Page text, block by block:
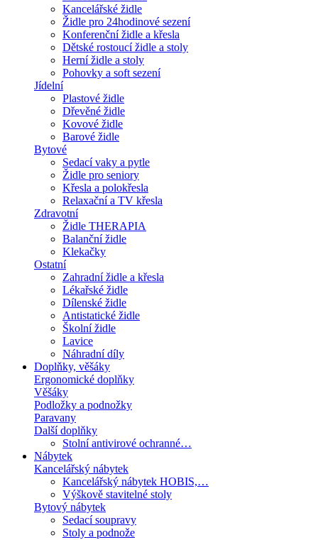
Kancelářské židle
Židle pro 24hodinové sezení
Konferenční židle a křesla
Dětské rostoucí židle a stoly
Herní židle a stoly
Pohovky a soft sezení
Jídelní
Plastové židle
Dřevěné židle
Kovové židle
Barové židle
Bytové
Sedací vaky a pytle
Židle pro seniory
Křesla a polokřesla
Relaxační a TV křesla
Zdravotní
Židle THERAPIA
Balanční židle
Klekačky
Ostatní
Zahradní židle a křesla
Lékařské židle
Dílenské židle
Antistatické židle
Školní židle
Lavice
Náhradní díly
Doplňky, věšáky
Ergonomické doplňky
Věšáky
Podložky a podnožky
Paravany
Další doplňky
Stolní antivirové ochranné…
Nábytek
Kancelářský nábytek
Kancelářský nábytek HOBIS,…
Výškově stavitelné stoly
Bytový nábytek
Sedací soupravy
Stoly a podnože